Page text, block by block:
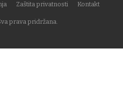
prava pridržana.
Zaštita privatnosti
Kontakt